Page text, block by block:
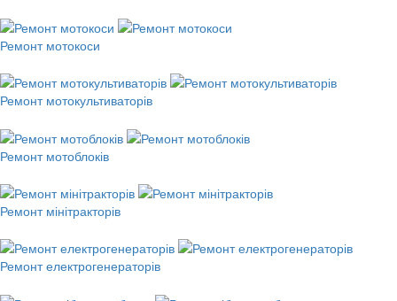
Ремонт мотокоси
Ремонт мотокультиваторів
Ремонт мотоблоків
Ремонт мінітракторів
Ремонт електрогенераторів